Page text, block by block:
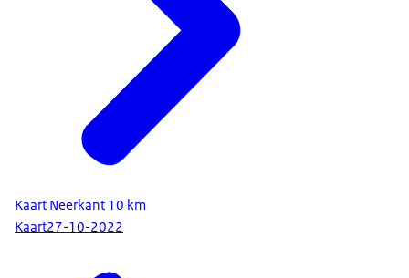
Kaart Neerkant 10 km
Kaart27-10-2022